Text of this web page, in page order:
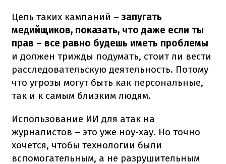
Цель таких кампаний – запугать
медийщиков, показать, что даже если ты
прав – все равно будешь иметь проблемы
и должен трижды подумать, стоит ли вести
расследовательскую деятельность. Потому
что угрозы могут быть как персональные,
так и к самым близким людям.
Использование ИИ для атак на
журналистов – это уже ноу-хау. Но точно
хочется, чтобы технологии были
вспомогательным, а не разрушительным